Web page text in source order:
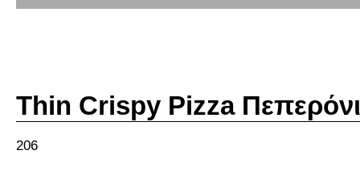
Thin Crispy Pizza
206